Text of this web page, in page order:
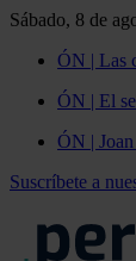
Sábado, 8 de
ÓN | Las
ÓN | El
ÓN |
Suscríbete a